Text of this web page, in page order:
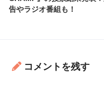
告やラジオ番組も！
コメントを残す